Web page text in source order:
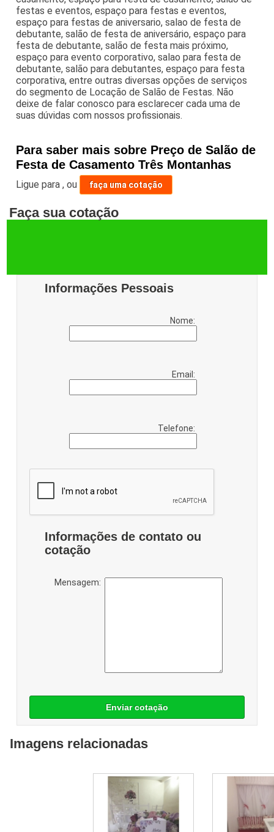
festas e eventos, espaço para festas e eventos,
espaço para festas de aniversario, salao de festa de
debutante, salão de festa de aniversário, espaço para
festa de debutante, salão de festa mais próximo,
espaço para evento corporativo, salao para festa de
debutante, salão para debutantes, espaço para festa
corporativa, entre outras diversas opções de serviços
do segmento de Locação de Salão de Festas. Não
deixe de falar conosco para esclarecer cada uma de
suas dúvidas com nossos profissionais.
Para saber mais sobre Preço de Salão de
Festa de Casamento Três Montanhas
Ligue para,ou faça uma cotação
Faça sua cotação
Informações Pessoais
Nome:
Email:
Telefone:
Informações de contato ou
cotação
Mensagem:
Enviar cotação
Imagens relacionadas